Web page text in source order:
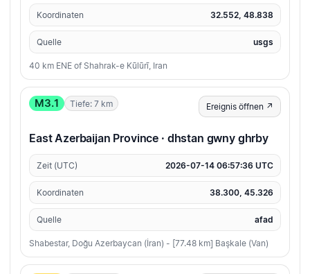
Koordinaten 32.552, 48.838
Quelle usgs
40 km ENE of Shahrak-e Kūlūrī, Iran
M3.1 Tiefe: 7 km Ereignis öffnen ↗
East Azerbaijan Province · dhstan gwny ghrby
Zeit (UTC) 2026-07-14 06:57:36 UTC
Koordinaten 38.300, 45.326
Quelle afad
Shabestar, Doğu Azerbaycan (İran) - [77.48 km] Başkale (Van)